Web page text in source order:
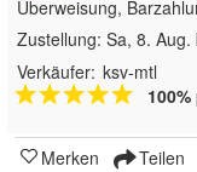
Überweisung,
Zustellung: Sa, 8. Aug.
Verkäufer: ksv-mtl
Merken Teilen